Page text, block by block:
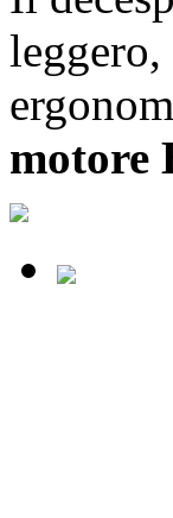
leggero,
motore